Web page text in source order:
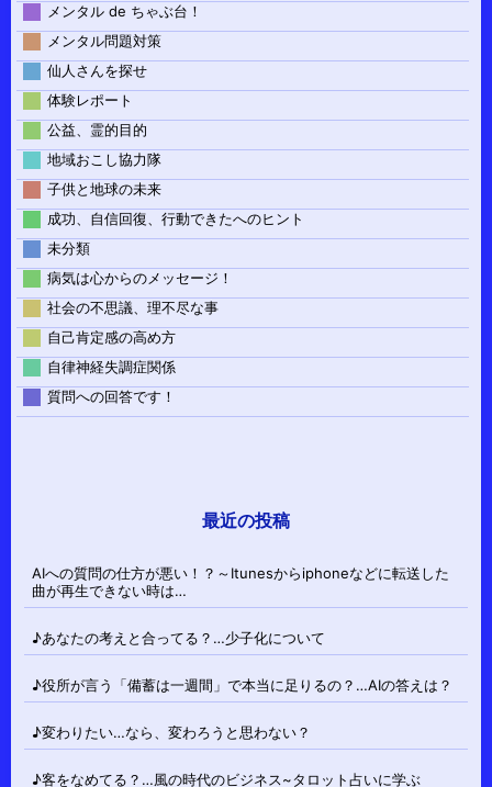
メンタル de ちゃぶ台！
メンタル問題対策
仙人さんを探せ
体験レポート
公益、霊的目的
地域おこし協力隊
子供と地球の未来
成功、自信回復、行動できたへのヒント
未分類
病気は心からのメッセージ！
社会の不思議、理不尽な事
自己肯定感の高め方
自律神経失調症関係
質問への回答です！
最近の投稿
AIへの質問の仕方が悪い！？～Itunesからiphoneなどに転送した
曲が再生できない時は…
♪あなたの考えと合ってる？…少子化について
♪役所が言う「備蓄は一週間」で本当に足りるの？…AIの答えは？
♪変わりたい…なら、変わろうと思わない？
♪客をなめてる？…風の時代のビジネス~タロット占いに学ぶ